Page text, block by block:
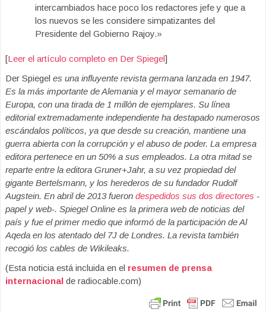
intercambiados hace poco los redactores jefe y que a
los nuevos se les considere simpatizantes del
Presidente del Gobierno Rajoy.»
[Leer el artículo completo en Der Spiegel]
Der Spiegel es una influyente revista germana lanzada en 1947.
Es la más importante de Alemania y el mayor semanario de
Europa, con una tirada de 1 millón de ejemplares. Su línea
editorial extremadamente independiente ha destapado numerosos
escándalos políticos, ya que desde su creación, mantiene una
guerra abierta con la corrupción y el abuso de poder. La empresa
editora pertenece en un 50% a sus empleados. La otra mitad se
reparte entre la editora Gruner+Jahr, a su vez propiedad del
gigante Bertelsmann, y los herederos de su fundador Rudolf
Augstein. En abril de 2013 fueron despedidos sus dos directores -
papel y web-. Spiegel Online es la primera web de noticias del
país y fue el primer medio que informó de la participación de Al
Aqeda en los atentado del 7J de Londres. La revista también
recogió los cables de Wikileaks.
(Esta noticia está incluida en el resumen de prensa
internacional de radiocable.com)